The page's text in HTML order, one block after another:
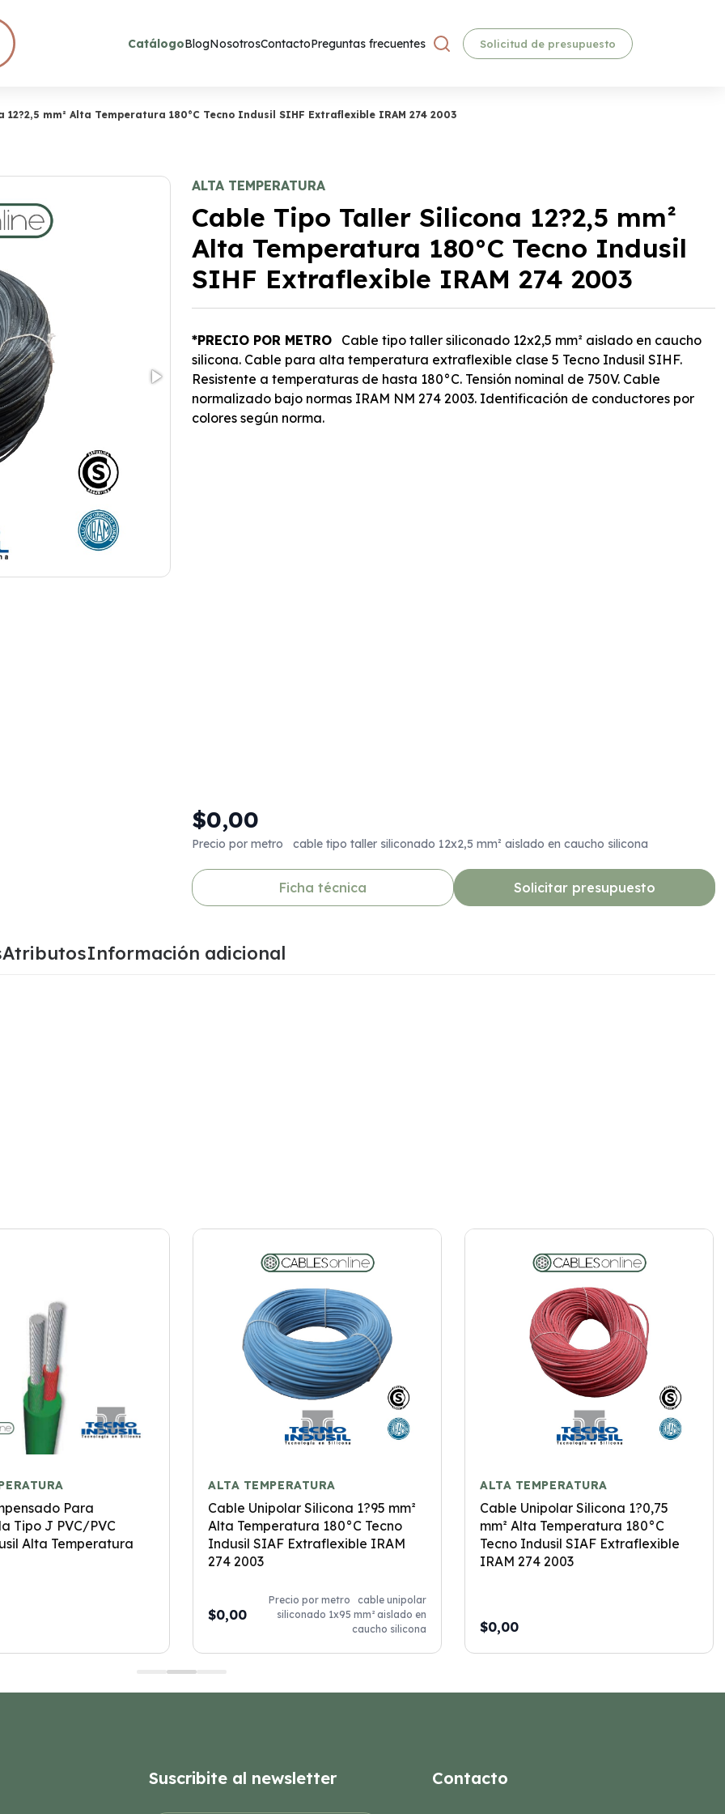
CatálogoBlogNosotrosContactoPreguntas frecuentes Solicitud de presupuesto
mm² Alta Temperatura 180°C Tecno Indusil SIHF Extraflexible IRAM 274 2003
ALTA TEMPERATURA
Cable Tipo Taller Silicona 12?2,5 mm²
Alta Temperatura 180°C Tecno Indusil
SIHF Extraflexible IRAM 274 2003
*PRECIO POR METRO
Cable tipo taller siliconado 12x2,5 mm² aislado en caucho
silicona. Cable para alta temperatura extraflexible clase 5 Tecno Indusil SIHF.
Resistente a temperaturas de hasta 180°C. Tensión nominal de 750V. Cable
normalizado bajo normas IRAM NM 274 2003. Identificación de conductores por
colores según norma.
$0,00
Precio por metro cable tipo taller siliconado 12x2,5 mm² aislado en caucho silicona
Ficha técnica Solicitar presupuesto
AtributosInformación adicional
Para
Tipo J PVC/PVC
Alta Temperatura
ALTA TEMPERATURA
Cable Unipolar Silicona 1?95 mm²
Alta Temperatura 180°C Tecno
Indusil SIAF Extraflexible IRAM
274 2003
$0,00
Precio por metro cable unipolar
siliconado 1x95 mm² aislado en
caucho silicona
ALTA TEMPERATURA
Cable Unipolar Silicona 1?0,75
mm² Alta Temperatura 180°C
Tecno Indusil SIAF Extraflexible
IRAM 274 2003
$0,00
Suscribite al newsletter Contacto